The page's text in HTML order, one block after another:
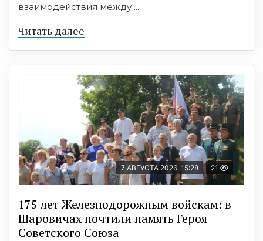
взаимодействия между ...
Читать далее
7 АВГУСТА 2026, 15:28 21
175 лет Железнодорожным войскам: в
Шаровичах почтили память Героя
Советского Союза